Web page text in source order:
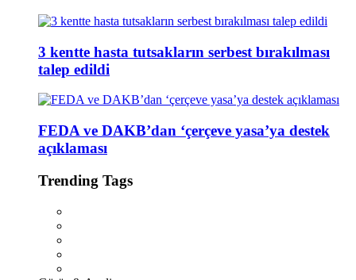
3 kentte hasta tutsakların serbest bırakılması
talep edildi
FEDA ve DAKB’dan ‘çerçeve yasa’ya destek
açıklaması
Trending Tags